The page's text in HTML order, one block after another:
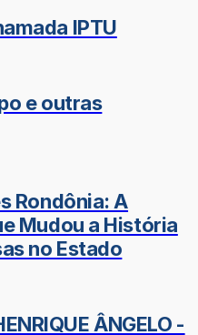
IPTU
e outras
Rondônia: A
Mudou a História
no Estado
ÂNGELO -